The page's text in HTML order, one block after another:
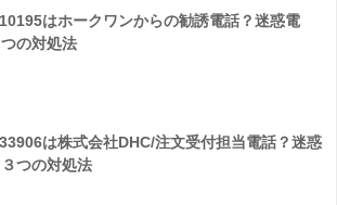
はホークワンからの勧誘電話？迷惑電
の対処法
は株式会社DHC/注文受付担当電話？迷惑
つの対処法